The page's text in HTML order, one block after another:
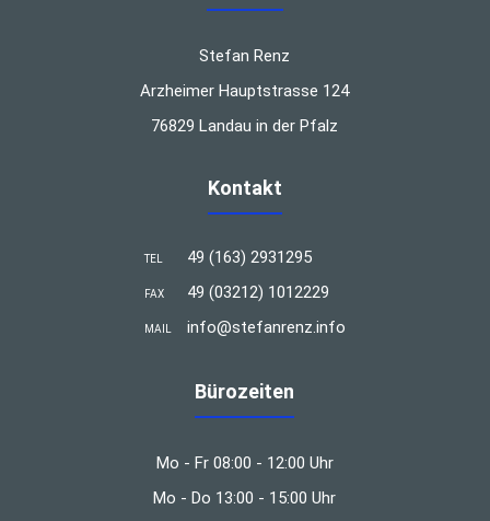
Stefan Renz
Arzheimer Hauptstrasse 124
76829 Landau in der Pfalz
Kontakt
TEL 49 (163) 2931295
FAX 49 (03212) 1012229
MAIL info@stefanrenz.info
Bürozeiten
Mo - Fr 08:00 - 12:00 Uhr
Mo - Do 13:00 - 15:00 Uhr